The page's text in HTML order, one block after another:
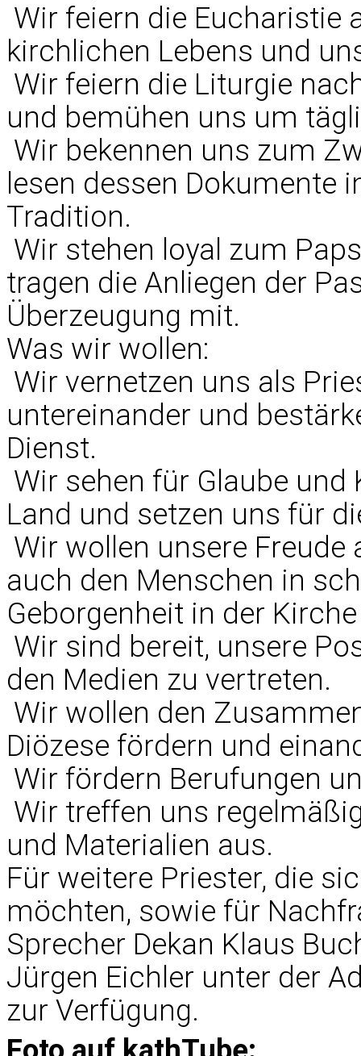
 Wir feiern die
kirchlichen Lebens und
 Wir feiern die Liturgie
und bemühen uns um
 Wir bekennen uns zum
lesen dessen Dokumente
Tradition.
 Wir stehen loyal zum
tragen die Anliegen der
Überzeugung mit.
Was wir wollen:
 Wir vernetzen uns als
untereinander und
Dienst.
 Wir sehen für Glaube
Land und setzen uns für
 Wir wollen unsere
auch den Menschen in
Geborgenheit in der
 Wir sind bereit, unsere
den Medien zu vertreten.
 Wir wollen den
Diözese fördern und
 Wir fördern Berufungen
 Wir treffen uns
und Materialien aus.
Für weitere Priester, die
möchten, sowie für
Sprecher Dekan Klaus
Jürgen Eichler unter der
zur Verfügung.